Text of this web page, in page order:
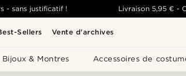
Sellers Vente d'archives
Bijoux & Montres Accessoires de
- sans justificatif ! Livraison 5,95 € -